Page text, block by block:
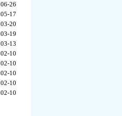
06-26
05-17
03-20
03-19
03-13
02-10
02-10
02-10
02-10
02-10